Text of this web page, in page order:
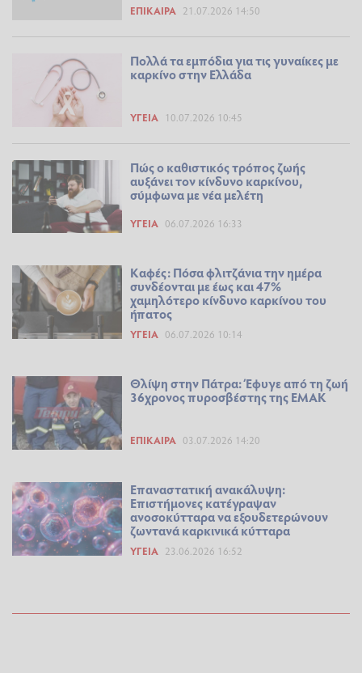
ΕΠΊΚΑΙΡΑ 21.07.2026 14:50
Πολλά τα εμπόδια για τις γυναίκες με
καρκίνο στην Ελλάδα
ΥΓΕΊΑ 10.07.2026 10:45
Πώς ο καθιστικός τρόπος ζωής
αυξάνει τον κίνδυνο καρκίνου,
σύμφωνα με νέα μελέτη
ΥΓΕΊΑ 06.07.2026 16:33
Καφές: Πόσα φλιτζάνια την ημέρα
συνδέονται με έως και 47%
χαμηλότερο κίνδυνο καρκίνου του
ήπατος
ΥΓΕΊΑ 06.07.2026 10:14
Θλίψη στην Πάτρα: Έφυγε από τη ζωή
36χρονος πυροσβέστης της ΕΜΑΚ
ΕΠΊΚΑΙΡΑ 03.07.2026 14:20
Επαναστατική ανακάλυψη:
Επιστήμονες κατέγραψαν
ανοσοκύτταρα να εξουδετερώνουν
ζωντανά καρκινικά κύτταρα
ΥΓΕΊΑ 23.06.2026 16:52